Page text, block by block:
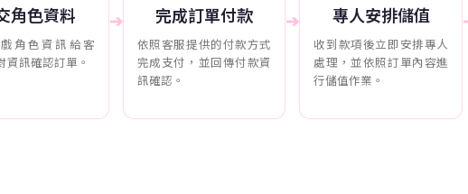
角色資料
角色資訊給客
資訊確認訂單。
➔ 完成訂單付款
依照客服提供的付款方式
完成支付，並回傳付款資
訊確認。
➔ 專人安排儲值
收到款項後立即安排專人
處理，並依照訂單內容進
行儲值作業。